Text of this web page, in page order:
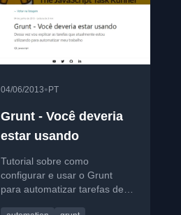
04/06/2013• PT
Grunt - Você deveria
estar usando
Tutorial sobre como
configurar e usar o Grunt
para automatizar tarefas de